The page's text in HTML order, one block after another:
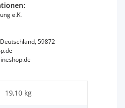
e.K.
59872
19,10 kg